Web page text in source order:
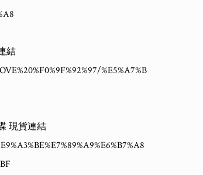
結
%E5%A7%B
現貨連結